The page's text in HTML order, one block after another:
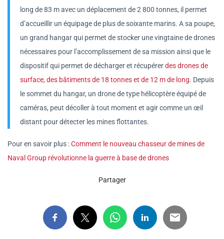
long de 83 m avec un déplacement de 2 800 tonnes, il permet
d’accueillir un équipage de plus de soixante marins. A sa poupe,
un grand hangar qui permet de stocker une vingtaine de drones
nécessaires pour l’accomplissement de sa mission ainsi que le
dispositif qui permet de décharger et récupérerdes drones de
surface, des bâtiments de 18 tonnes et de 12 m de long. Depuis
le sommet du hangar, un drone de type hélicoptère équipé de
caméras, peut décoller à tout moment et agir comme un œil
distant pour détecter les mines flottantes.
Pour en savoir plus :Comment le nouveau chasseur de mines de
Naval Group révolutionne la guerre à base de drones
Partager